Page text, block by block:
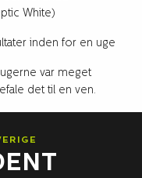
White)
inden for en uge
var meget
det til en ven.